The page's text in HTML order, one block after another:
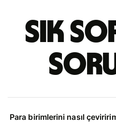
Sık
Para birimlerini nasıl